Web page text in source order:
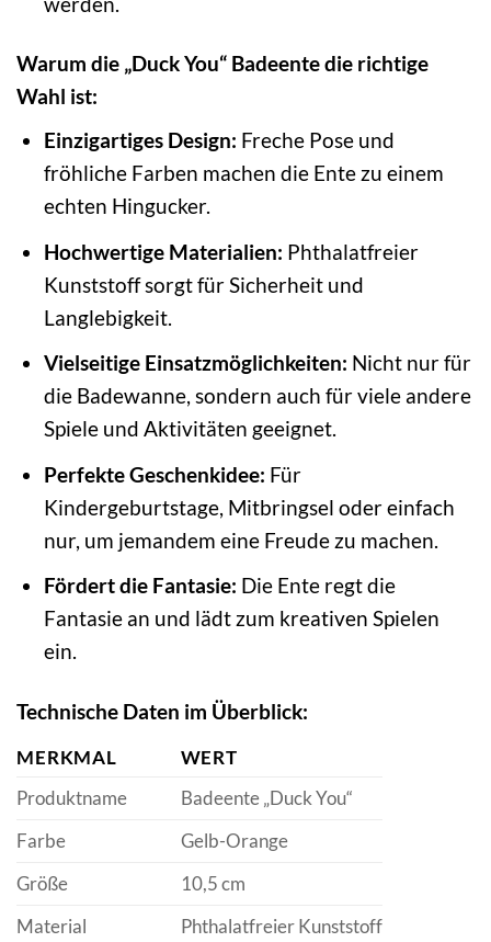
Warum die „Duck You“ Badeente die richtige
Wahl ist:
Einzigartiges Design: Freche Pose und
fröhliche Farben machen die Ente zu einem
echten Hingucker.
Hochwertige Materialien: Phthalatfreier
Kunststoff sorgt für Sicherheit und
Langlebigkeit.
Vielseitige Einsatzmöglichkeiten: Nicht nur für
die Badewanne, sondern auch für viele andere
Spiele und Aktivitäten geeignet.
Perfekte Geschenkidee: Für
Kindergeburtstage, Mitbringsel oder einfach
nur, um jemandem eine Freude zu machen.
Fördert die Fantasie: Die Ente regt die
Fantasie an und lädt zum kreativen Spielen
ein.
Technische Daten im Überblick:
MERKMAL
WERT
Produktname
Badeente „Duck You“
Farbe
Gelb-Orange
Größe
10,5 cm
Material
Phthalatfreier Kunststoff